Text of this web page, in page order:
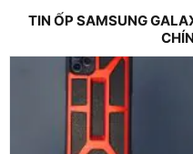
TIN ỐP SAMSUNG